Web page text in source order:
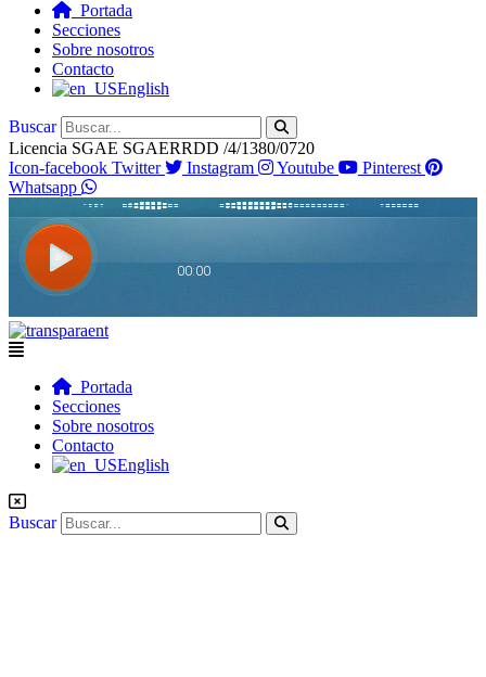
Portada
Secciones
Sobre nosotros
Contacto
English
Buscar
Licencia SGAE SGAERRDD /4/1380/0720
Icon-facebook Twitter Instagram Youtube
Pinterest
Whatsapp
Flyout
Portada
Secciones
Sobre nosotros
Contacto
English
Buscar